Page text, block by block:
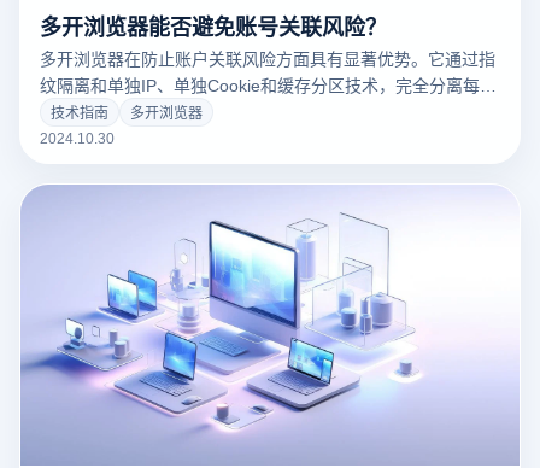
多开浏览器能否避免账号关联风险？
多开浏览器在防止账户关联风险方面具有显著优势。它通过指
纹隔离和单独IP、单独Cookie和缓存分区技术，完全分离每个
账户的使用环境，模拟多个不同设备的效果。因此，平台很难
通过设备指纹等信息将多个账户连接起来，从而有效降低了关
技术指南
多开浏览器
2024.10.30